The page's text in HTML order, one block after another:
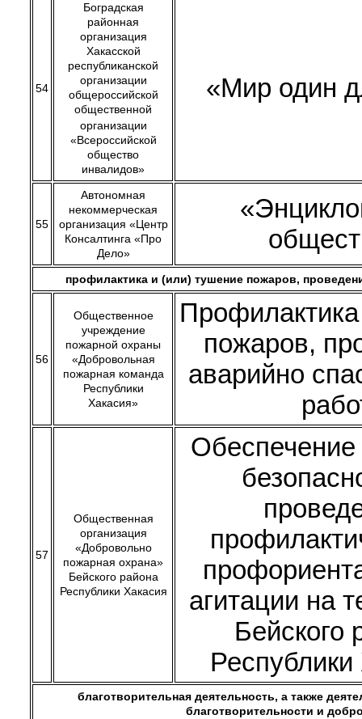
54
Боградская
районная
организация
Хакасской
республиканской
организации
общероссийской
общественной
организации
«Всероссийской
общество
инвалидов»
«Мир один
55
Автономная
некоммерческая
организация «Центр
Консалтинга «Про
Дело»
профилактика и (или) тушение пожаров,
56
Общественное
учреждение
пожарной охраны
«Добровольная
пожарная команда
Республики
Хакасия»
пожаров,
аварийно
57
Общественная
организация
«Добровольно
пожарная охрана»
Бейского района
Республики Хакасия
агитации на
Бейского
благотворительная деятельность, а также
благотворительности и